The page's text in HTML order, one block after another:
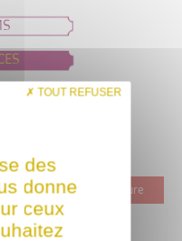
dans aucune structure
des
donne
ceux
TOUT REFUSER